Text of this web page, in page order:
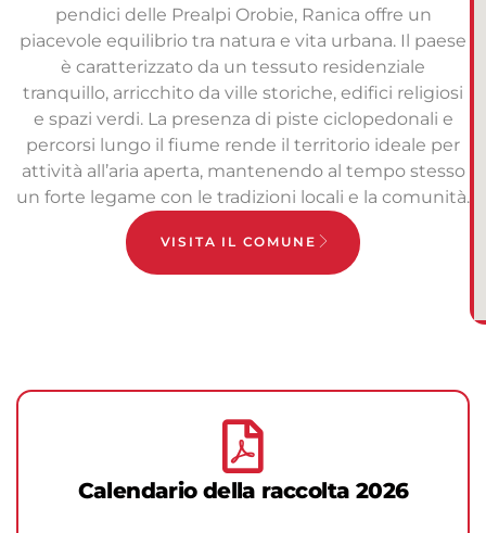
pendici delle Prealpi Orobie, Ranica offre un
piacevole equilibrio tra natura e vita urbana. Il paese
è caratterizzato da un tessuto residenziale
tranquillo, arricchito da ville storiche, edifici religiosi
e spazi verdi. La presenza di piste ciclopedonali e
percorsi lungo il fiume rende il territorio ideale per
attività all’aria aperta, mantenendo al tempo stesso
un forte legame con le tradizioni locali e la comunità.
VISITA IL COMUNE
Calendario della raccolta 2026